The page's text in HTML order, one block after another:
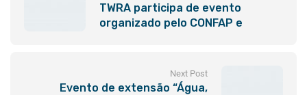
TWRA participa de evento
organizado pelo CONFAP e
Next Post
Evento de extensão “Água,